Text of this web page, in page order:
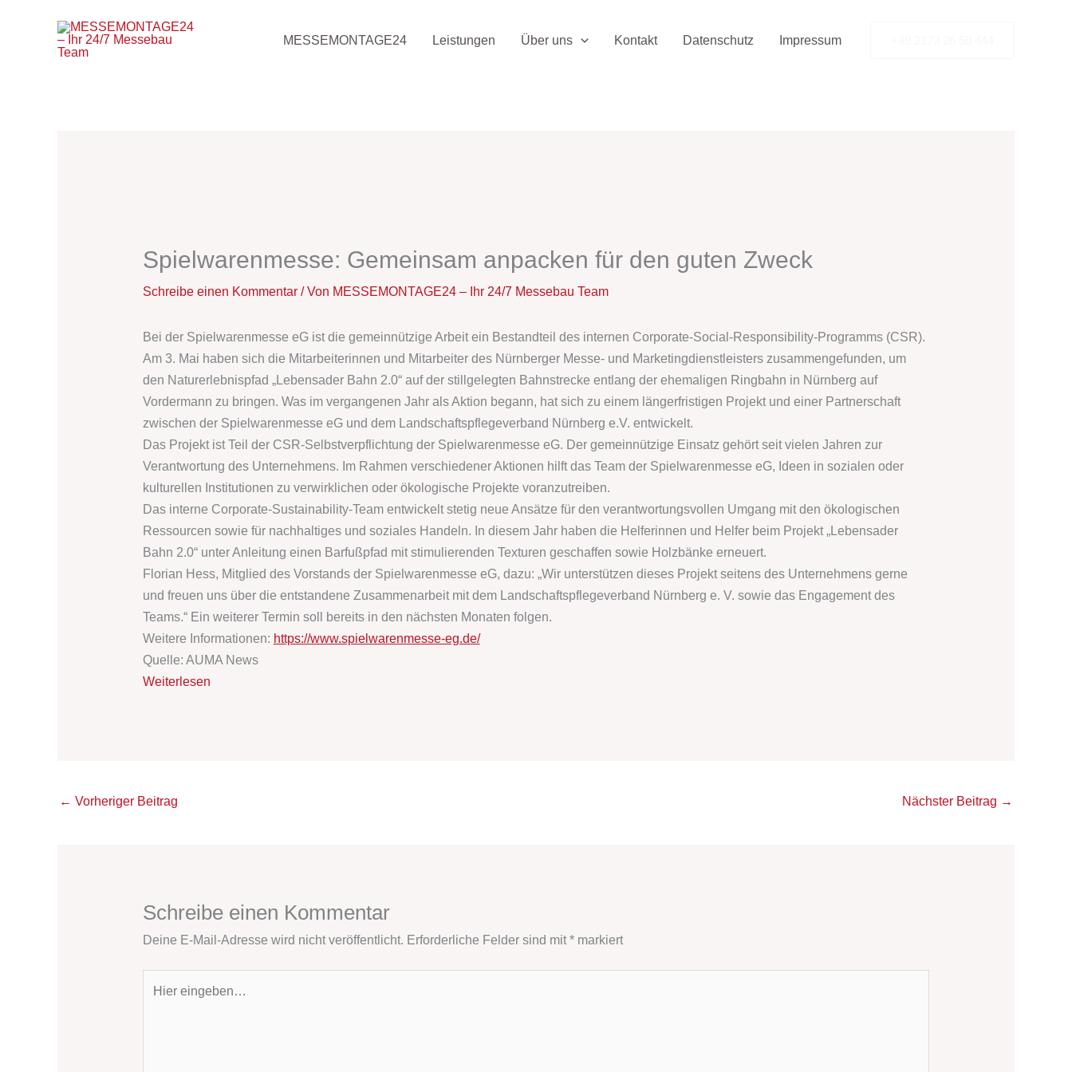
MESSEMONTAGE24 Leistungen Über uns Kontakt Datenschutz Impressum
Spielwarenmesse: Gemeinsam anpacken für den guten Zweck
Schreibe einen Kommentar / Von MESSEMONTAGE24 – Ihr 24/7 Messebau Team
Bei der Spielwarenmesse eG ist die gemeinnützige Arbeit ein Bestandteil des internen Corporate-Social-Responsibility-Programms (CSR).
Am 3. Mai haben sich die Mitarbeiterinnen und Mitarbeiter des Nürnberger Messe- und Marketingdienstleisters zusammengefunden, um
den Naturerlebnispfad „Lebensader Bahn 2.0“ auf der stillgelegten Bahnstrecke entlang der ehemaligen Ringbahn in Nürnberg auf
Vordermann zu bringen. Was im vergangenen Jahr als Aktion begann, hat sich zu einem längerfristigen Projekt und einer Partnerschaft
zwischen der Spielwarenmesse eG und dem Landschaftspflegeverband Nürnberg e.V. entwickelt.
Das Projekt ist Teil der CSR-Selbstverpflichtung der Spielwarenmesse eG. Der gemeinnützige Einsatz gehört seit vielen Jahren zur
Verantwortung des Unternehmens. Im Rahmen verschiedener Aktionen hilft das Team der Spielwarenmesse eG, Ideen in sozialen oder
kulturellen Institutionen zu verwirklichen oder ökologische Projekte voranzutreiben.
Das interne Corporate-Sustainability-Team entwickelt stetig neue Ansätze für den verantwortungsvollen Umgang mit den ökologischen
Ressourcen sowie für nachhaltiges und soziales Handeln. In diesem Jahr haben die Helferinnen und Helfer beim Projekt „Lebensader
Bahn 2.0“ unter Anleitung einen Barfußpfad mit stimulierenden Texturen geschaffen sowie Holzbänke erneuert.
Florian Hess, Mitglied des Vorstands der Spielwarenmesse eG, dazu: „Wir unterstützen dieses Projekt seitens des Unternehmens gerne
und freuen uns über die entstandene Zusammenarbeit mit dem Landschaftspflegeverband Nürnberg e. V. sowie das Engagement des
Teams.“ Ein weiterer Termin soll bereits in den nächsten Monaten folgen.
Weitere Informationen: https://www.spielwarenmesse-eg.de/
Quelle: AUMA News
Weiterlesen
← Vorheriger Beitrag Nächster Beitrag →
Schreibe einen Kommentar
Deine E-Mail-Adresse wird nicht veröffentlicht. Erforderliche Felder sind mit *markiert
eingeben…